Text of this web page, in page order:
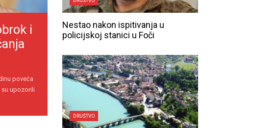
i
poveća
su upozorili
Nestao nakon ispitivanja u
policijskoj stanici u Foči
DRUŠTVO